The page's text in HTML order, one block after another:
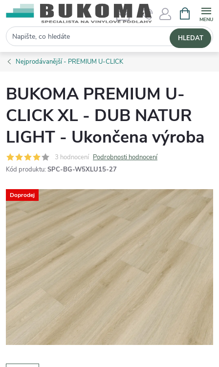
Hledat HLEDAT
Nejprodávanější - PREMIUM U-CLICK
BUKOMA PREMIUM U-
CLICK XL - DUB NATUR
LIGHT - Ukončena výroba
3 hodnocení Podrobnosti hodnocení
Kód produktu: SPC-BG-W5XLU15-27
Doprodej